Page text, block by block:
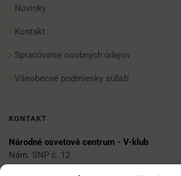
Novinky
Kontakt
Spracúvanie osobných údajov
Všeobecné podmienky súťaží
KONTAKT
Národné osvetové centrum - V-klub
Nám. SNP č. 12
812 34 Bratislava 1